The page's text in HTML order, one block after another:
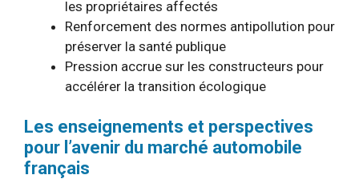
les propriétaires affectés
Renforcement des normes antipollution pour
préserver la santé publique
Pression accrue sur les constructeurs pour
accélérer la transition écologique
Les enseignements et perspectives
pour l’avenir du marché automobile
français